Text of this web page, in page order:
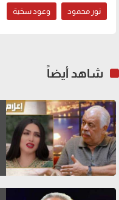
نور محمود وعود سخية
شاهد أيضاً